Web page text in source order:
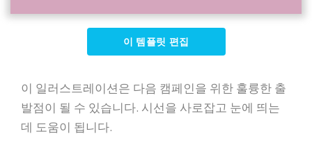
이 템플릿 편집
이 일러스트레이션은 다음 캠페인을 위한 훌륭한 출
발점이 될 수 있습니다. 시선을 사로잡고 눈에 띄는
데 도움이 됩니다.